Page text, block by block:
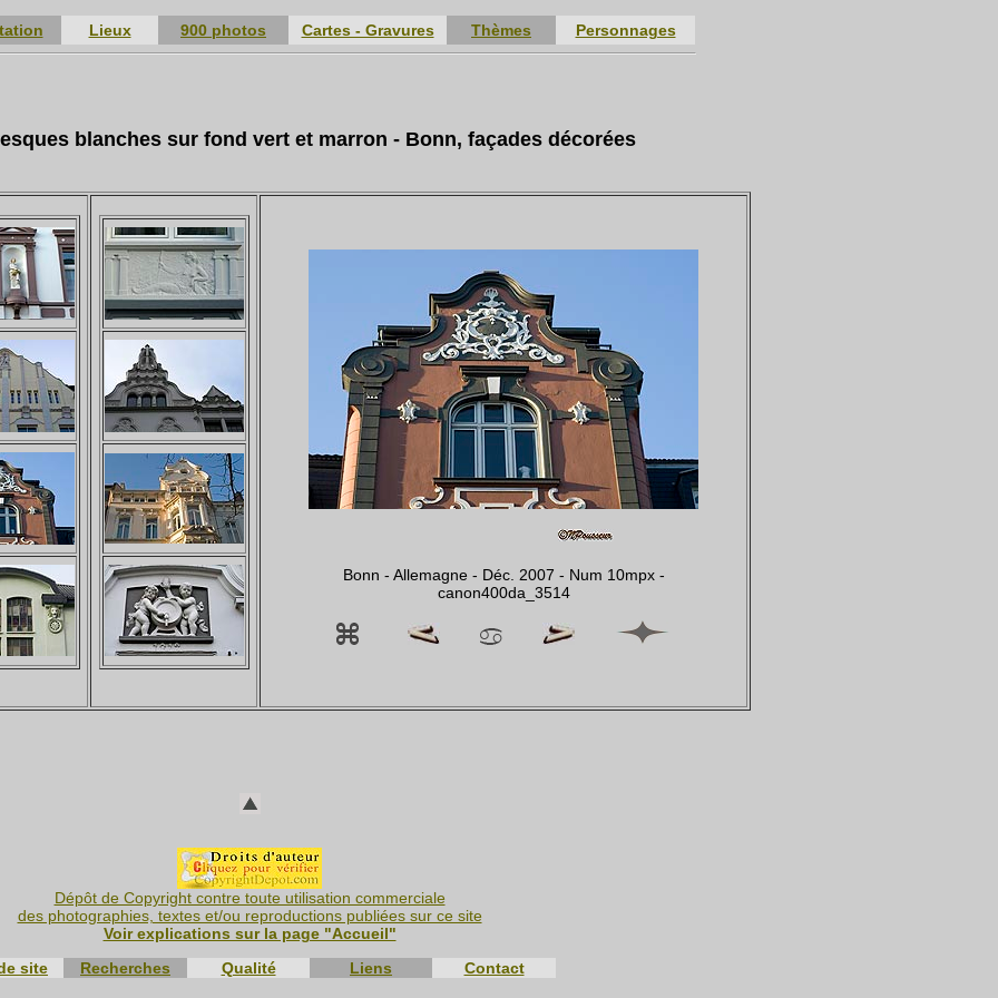
Lieux 900 photos Cartes - Gravures Thèmes Personnages
blanches sur fond vert et marron - Bonn, façades décorées
Bonn - Allemagne - Déc. 2007 - Num 10mpx -
canon400da_3514
Dépôt de Copyright contre toute utilisation commerciale
des photographies, textes et/ou reproductions publiées sur ce site
Voir explications sur la page "Accueil"
site
Recherches Qualité Liens Contact